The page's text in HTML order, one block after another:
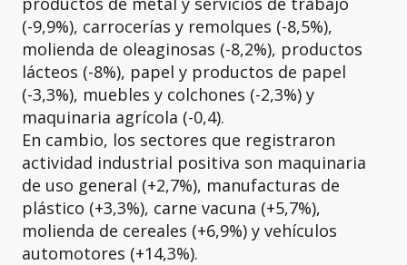
(-9,9%), carrocerías y remolques (-8,5%),
molienda de oleaginosas (-8,2%), productos
lácteos (-8%), papel y productos de papel
(-3,3%), muebles y colchones (-2,3%) y
maquinaria agrícola (-0,4).
En cambio, los sectores que registraron
actividad industrial positiva son maquinaria
de uso general (+2,7%), manufacturas de
plástico (+3,3%), carne vacuna (+5,7%),
molienda de cereales (+6,9%) y vehículos
automotores (+14,3%).